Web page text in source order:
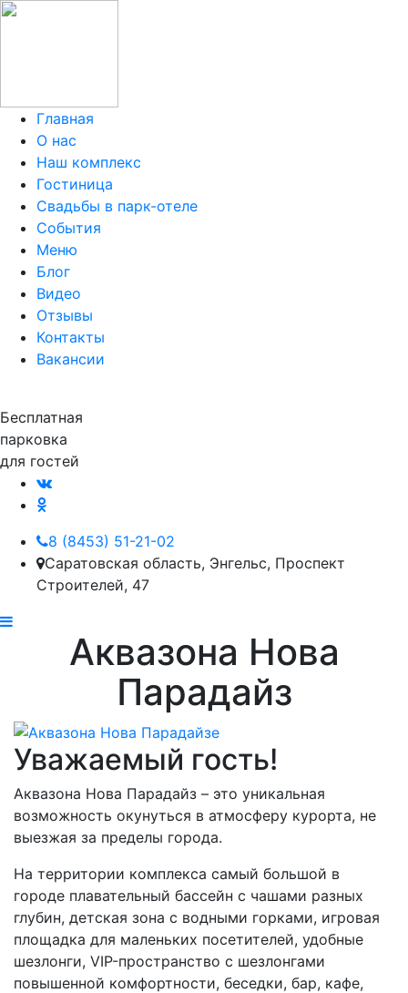
Главная
О нас
Наш комплекс
Гостиница
Свадьбы в парк-отеле
События
Меню
Блог
Видео
Отзывы
Контакты
Вакансии
Бесплатная
парковка
для гостей
8 (8453) 51-21-02
Саратовская область, Энгельс, Проспект
Строителей, 47
Аквазона Нова
Парадайз
Уважаемый гость!
Аквазона Нова Парадайз – это уникальная
возможность окунуться в атмосферу курорта, не
выезжая за пределы города.
На территории комплекса самый большой в
городе плавательный бассейн с чашами разных
глубин, детская зона с водными горками, игровая
площадка для маленьких посетителей, удобные
шезлонги, VIP-пространство с шезлонгами
повышенной комфортности, беседки, бар, кафе,